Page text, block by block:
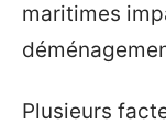
maritimes
Plusieurs